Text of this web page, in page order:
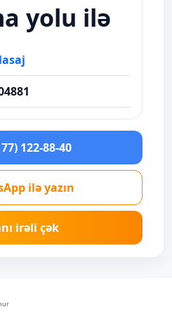
yolu ilə
122-88-40
ilə yazın
irəli çək